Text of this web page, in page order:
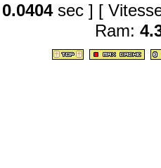
0.0404sec ] [
Ram: